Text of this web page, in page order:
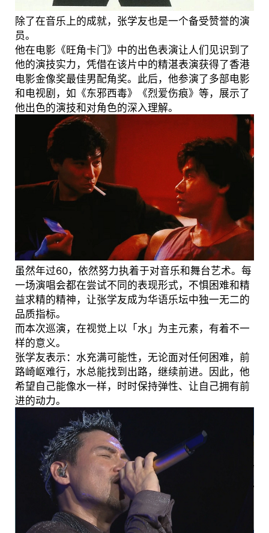
除了在音乐上的成就，张学友也是一个备受赞誉的演
员。
他在电影《旺角卡门》中的出色表演让人们见识到了
他的演技实力，凭借在该片中的精湛表演获得了香港
电影金像奖最佳男配角奖。此后，他参演了多部电影
和电视剧，如《东邪西毒》《烈爱伤痕》等，展示了
他出色的演技和对角色的深入理解。
虽然年过60，依然努力执着于对音乐和舞台艺术。每
一场演唱会都在尝试不同的表现形式，不惧困难和精
益求精的精神，让张学友成为华语乐坛中独一无二的
品质指标。
而本次巡演，在视觉上以「水」为主元素，有着不一
样的意义。
张学友表示：水充满可能性，无论面对任何困难，前
路崎岖难行，水总能找到出路，继续前进。因此，他
希望自己能像水一样，时时保持弹性、让自己拥有前
进的动力。